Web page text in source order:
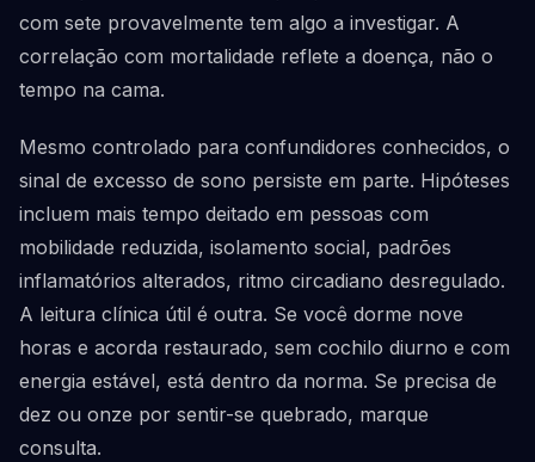
com sete provavelmente tem algo a investigar. A
correlação com mortalidade reflete a doença, não o
tempo na cama.
Mesmo controlado para confundidores conhecidos, o
sinal de excesso de sono persiste em parte. Hipóteses
incluem mais tempo deitado em pessoas com
mobilidade reduzida, isolamento social, padrões
inflamatórios alterados, ritmo circadiano desregulado.
A leitura clínica útil é outra. Se você dorme nove
horas e acorda restaurado, sem cochilo diurno e com
energia estável, está dentro da norma. Se precisa de
dez ou onze por sentir-se quebrado, marque
consulta.